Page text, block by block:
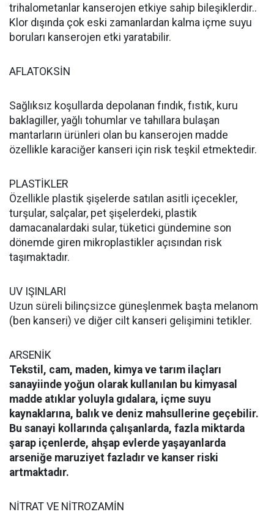
trihalometanlar kanserojen etkiye sahip bileşiklerdir..
Klor dışında çok eski zamanlardan kalma içme suyu
boruları kanserojen etki yaratabilir.
AFLATOKSİN
Sağlıksız koşullarda depolanan fındık, fıstık, kuru
baklagiller, yağlı tohumlar ve tahıllara bulaşan
mantarların ürünleri olan bu kanserojen madde
özellikle karaciğer kanseri için risk teşkil etmektedir.
PLASTİKLER
Özellikle plastik şişelerde satılan asitli içecekler,
turşular, salçalar, pet şişelerdeki, plastik
damacanalardaki sular, tüketici gündemine son
dönemde giren mikroplastikler açısından risk
taşımaktadır.
UV IŞINLARI
Uzun süreli bilinçsizce güneşlenmek başta melanom
(ben kanseri) ve diğer cilt kanseri gelişimini tetikler.
ARSENİK
Tekstil, cam, maden, kimya ve tarım ilaçları
sanayiinde yoğun olarak kullanılan bu kimyasal
madde atıklar yoluyla gıdalara, içme suyu
kaynaklarına, balık ve deniz mahsullerine geçebilir.
Bu sanayi kollarında çalışanlarda, fazla miktarda
şarap içenlerde, ahşap evlerde yaşayanlarda
arseniğe maruziyet fazladır ve kanser riski
artmaktadır.
NİTRAT VE NİTROZAMİN